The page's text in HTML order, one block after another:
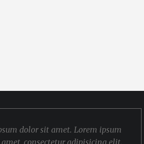
dolor sit amet. Lorem ipsum